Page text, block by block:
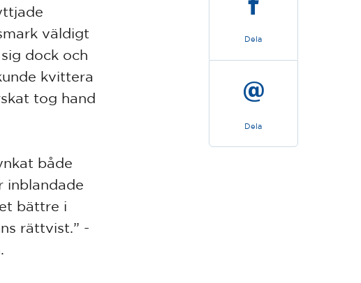
Dela
Dela
väldigt
dock och
kvittera
tog hand
både
inblandade
bättre i
rättvist.” -